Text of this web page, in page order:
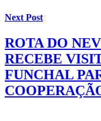
Next Post
ROTA DO
RECEBE
FUNCHAL